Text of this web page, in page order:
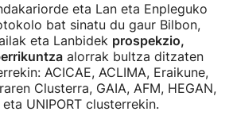
eta Lan eta Enpleguko
bat sinatu du gaur Bilbon,
eta Lanbidek prospekzio,
alorrak bultza ditzaten
ACICAE, ACLIMA, Eraikune,
Clusterra, GAIA, AFM, HEGAN,
UNIPORT clusterrekin.